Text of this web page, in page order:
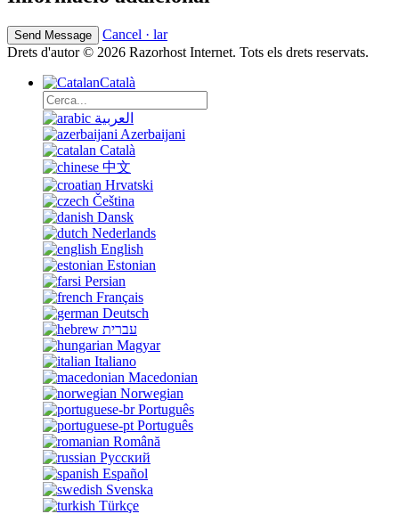
Cancel · lar
Drets d'autor © 2026 Razorhost Internet. Tots els drets reservats.
Català
العربية
Azerbaijani
Català
中文
Hrvatski
Čeština
Dansk
Nederlands
English
Estonian
Persian
Français
Deutsch
עברית
Magyar
Italiano
Macedonian
Norwegian
Português
Português
Română
Русский
Español
Svenska
Türkçe